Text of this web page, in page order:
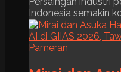
Indonesia semakin